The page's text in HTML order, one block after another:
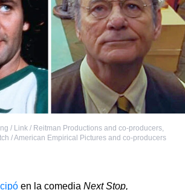
/ Link / Reitman Productions and co-producers,
/ American Empirical Pictures and co-producers
en la comedia Next Stop,